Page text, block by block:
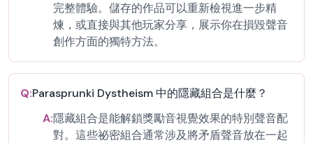
完整體驗。儲存的作品可以重新檢視進一步精
煉，或直接與其他玩家分享，展示你在損毀聲音
創作方面的獨特方法。
Q:Parasprunki Dystheism 中的隱藏組合是什麼？
A:隱藏組合是能解鎖獎勵音視覺效果的特別聲音配
對。這些祕密組合通常涉及將矛盾聲音放在一起